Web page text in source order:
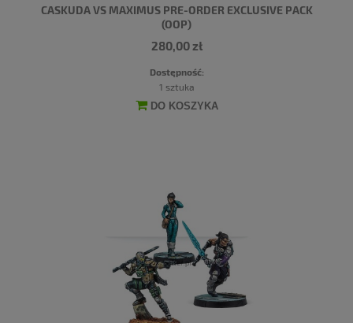
CASKUDA VS MAXIMUS PRE-ORDER EXCLUSIVE PACK
(OOP)
280,00 zł
Dostępność:
1 sztuka
DO KOSZYKA